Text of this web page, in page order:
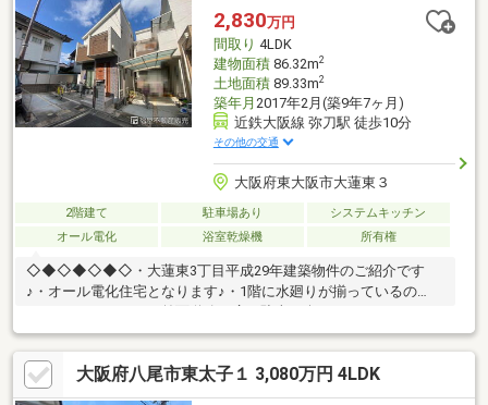
環境の良さをより実感していただけます！
2,830万円
間取り 4LDK
建物面積86.32m2
土地面積89.33m2
築年月 2017年2月(築9年7ヶ月)
近鉄大阪線 弥刀駅 徒歩10分
その他の交通
大阪府東大阪市大蓮東３
2階建て 駐車場あり
システムキッチン
オール電化
浴室乾燥機 所有権
◇◆◇◆◇◆◇・大蓮東3丁目平成29年建築物件のご紹介です
♪・オール電化住宅となります♪・1階に水廻りが揃っているの
で、らくらくです♪・前面道路も広く駐車は楽々です♪・キッチン
後ろはスペースが広く食器棚など置けますね♪・カウンターキッチ
ンの為、小さなお子様がいても安心です♪・2階は各4部屋ありプ
ライベート空間が保てます♪・屋根裏収納もあり、荷物がたくさん
あっても大丈夫です♪・近隣施設充実しています♪〇大蓮小学校ま
大阪府八尾市東太子１ 3,080万円 4LDK